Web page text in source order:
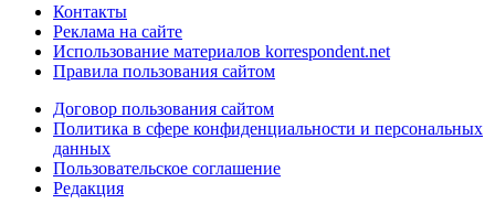
Контакты
Реклама на сайте
Использование материалов korrespondent.net
Правила пользования сайтом
Договор пользования сайтом
Политика в сфере конфиденциальности и персональных
данных
Пользовательское соглашение
Редакция